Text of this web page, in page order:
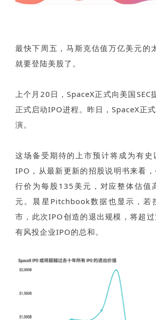
最快下周五，马斯克估值万亿美元的
就要登陆美股了。
上个月20日，SpaceX正式向美国SEC
正式启动IPO进程。昨日，SpaceX正
演。
这场备受期待的上市预计将成为有史
IPO，从最新更新的招股说明书来看，
行价为每股135美元，对应整体估值
元。 晨星Pitchbook数据也显示，若
市，此次IPO创造的退出规模，将超
有风投企业IPO的总和。